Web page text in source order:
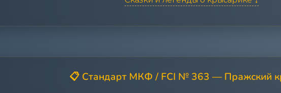
📋 Стандарт МКФ / FCI № 363 — Пражский